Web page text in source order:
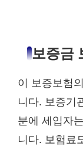
보증금
이 보증보험
니다. 보증기
분에 세입자
니다. 보험료